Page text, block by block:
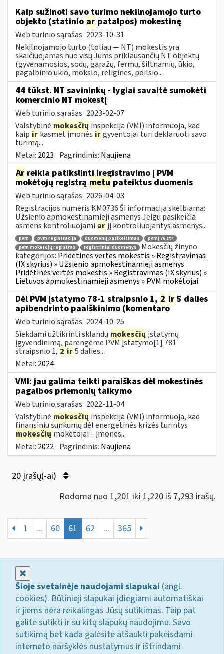
Kaip sužinoti savo turimo nekilnojamojo turto
objekto (statinio ar patalpos) mokestinę
Web turinio sąrašas 2023-10-31
Nekilnojamojo turto (toliau ― NT) mokestis yra
skaičiuojamas nuo visų Jums priklausančių NT objektų
(gyvenamosios, sodų, garažų, fermų, šiltnamių, ūkio,
pagalbinio ūkio, mokslo, religinės, poilsio...
44 tūkst. NT savininkų - lygiai savaitė sumokėti
komercinio NT mokestį
Web turinio sąrašas 2023-02-07
Valstybinė mokesčių inspekcija (VMI) informuoja, kad
kaip ir kasmet įmonės irgyventojai turi deklaruoti savo
turimą...
Metai: 2023 Pagrindinis: Naujiena
Ar reikia patikslinti įregistravimo į PVM
mokėtojų registrą metu pateiktus duomenis
Web turinio sąrašas 2026-04-03
Registracijos numeris KM0736 Ši informacija skelbiama:
Užsienio apmokestinamieji asmenys Jeigu pasikeičia
asmens kontroliuojami ar jį kontroliuojantys asmenys...
pvm pvm registracija duomenų pasikeitimas
pvmį 76 str
pvm mokėtojų registras
registriniai duomenys
Mokesčių žinyno
kategorijos: Pridėtinės vertės mokestis » Registravimas
(IX skyrius) » Užsienio apmokestinamieji asmenys
Pridėtinės vertės mokestis » Registravimas (IX skyrius) »
Lietuvos apmokestinamieji asmenys » PVM mokėtojai
Dėl PVM įstatymo 78-1 straipsnio 1, 2 ir 5 dalies
apibendrinto paaiškinimo (komentaro
Web turinio sąrašas 2024-10-25
Siekdami užtikrinti sklandų mokesčių įstatymų
įgyvendinimą, parengėme PVM įstatymo[1] 781
straipsnio 1, 2 ir5 dalies...
Metai: 2024
VMI: jau galima teikti paraiškas dėl mokestinės
pagalbos priemonių taikymo
Web turinio sąrašas 2022-11-04
Valstybinė mokesčių inspekcija (VMI) informuoja, kad
finansinių sunkumų dėl energetinės krizės turintys
mokesčių mokėtojai – įmonės...
Metai: 2022 Pagrindinis: Naujiena
20 Įrašų(-ai)
Rodoma nuo 1,201 iki 1,220 iš 7,293 irašų.
1 ... 60 61 62 ... 365
Šioje svetainėje naudojami slapukai (angl.
cookies). Būtinieji slapukai įdiegiami automatiškai
ir jiems nėra reikalingas Jūsų sutikimas. Taip pat
galite sutikti ir su kitų slapukų naudojimu. Savo
sutikimą bet kada galėsite atšaukti pakeisdami
interneto naršyklės nustatymus ir ištrindami